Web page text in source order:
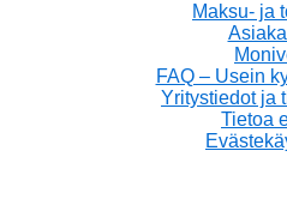
Maksu- ja
FAQ – Usein
Yritystiedot ja
Tietoa